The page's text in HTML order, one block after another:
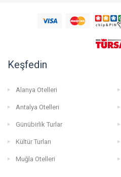
Keşfedin
Alanya Otelleri
Antalya Otelleri
Günübirlik Turlar
Kültür Turları
Muğla Otelleri